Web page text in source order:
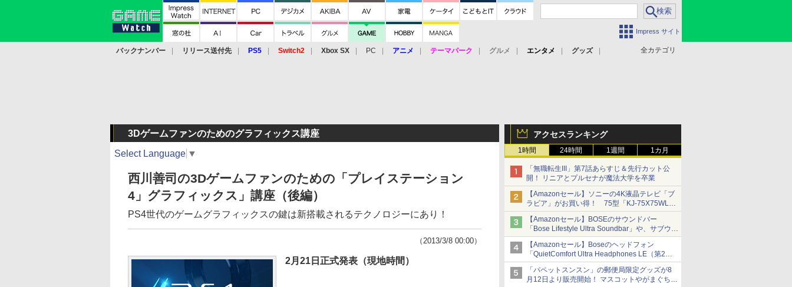
Impress サイト
全カテゴリ
バックナンバー リリース送付先 PS5 Switch2 Xbox SX PC アニメ テーマパーク グルメ エンタメ
グッズ
アクセスランキング
1時間 24時間 1週間 1カ月
「無職転生III」第7話あらすじ＆先行カット公
開！ リニアとプルセナが魔法大学を卒業
【Amazonセール】ソニーの4K液晶テレビ「ブ
ラビア」がお買い得！ 75型「KJ-75X75WL」
などラインナップ
【Amazonセール】BOSEのサウンドバー
「Bose Lifestyle Ultra Soundbar」や、サブウー
ファー「Bose Lifestyle Ultra Subwoofer」など
お買い得！
【Amazonセール】Boseのヘッドフォン
「QuietComfort Ultra Headphones LE（第2世
代）」などお買い得価格で登場
イマーシブオーディオで臨場感ある音楽体験が
楽しめる
「パペットスンスン」の郵便局限定グッズが8
月12日より販売開始！ マスコットやがまぐち、
3Dゲームファンのためのグラフィックス講座
Select Language ▼
西川善司の3Dゲームファンのための「プレイステーション
4」グラフィックス」講座（後編）
PS4世代のゲームグラフィックスの鍵は新搭載されるテクノロジーにあり！
（2013/3/8 00:00）
2月21日正式発表（現地時間）